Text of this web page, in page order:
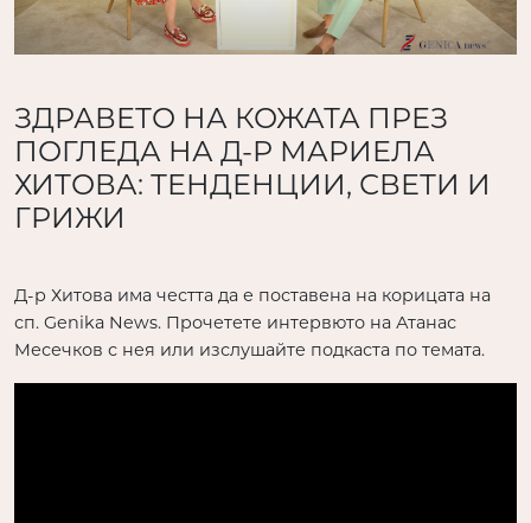
ЗДРАВЕТО НА КОЖАТА ПРЕЗ
ПОГЛЕДА НА Д-Р МАРИЕЛА
ХИТОВА: ТЕНДЕНЦИИ, СВЕТИ И
ГРИЖИ
Д-р Хитова има честта да е поставена на корицата на
сп. Genika News. Прочетете интервюто на Атанас
Месечков с нея или изслушайте подкаста по темата.